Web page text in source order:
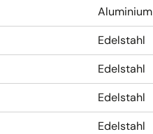
Aluminium
Edelstahl
Edelstahl
Edelstahl
Edelstahl